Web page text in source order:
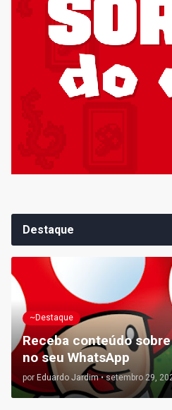
Destaque
~Destaque
Receba conteúdo
no seu WhatsApp
por Eduardo Jardim • setembro 29,